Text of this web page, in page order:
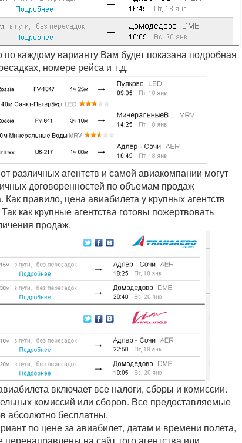
каждому варианту Вам будет показана подробная
номере рейса и т.д.
различных агентств и самой авиакомпании могут
договоренностей по объемам продаж
правило, цена авиабилета у крупных агентств
как крупные агентства готовы пожертвовать
продаж.
включает все налоги, сборы и комиссии.
комиссий или сборов. Все предоставляемые
абсолютно бесплатны.
по цене за авиабилет, датам и времени полета,